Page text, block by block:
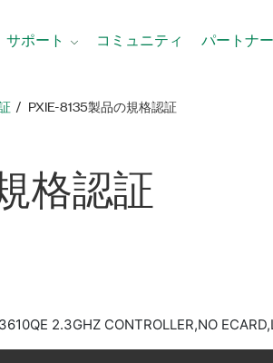
サポート コミュニティ パートナー
PXIE-8135製品​の​規格​認証
格​認証
2.3GHZ CONTROLLER,NO